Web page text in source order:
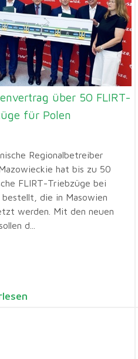
über 50 FLIRT-
für Polen
Regionalbetreiber
hat bis zu 50
FLIRT-Triebzüge bei
bestellt, die in Masowien
werden. Mit den neuen
d...